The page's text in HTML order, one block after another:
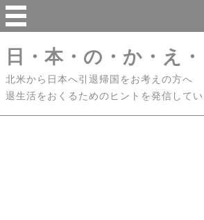
日・本・の・か・え
北米から日本へ引退帰国をお考えの方へ
退生活をおくるためのヒントを発信して